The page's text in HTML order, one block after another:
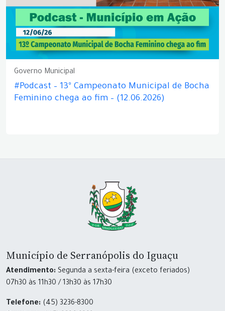
Governo Municipal
#Podcast – 13º Campeonato Municipal de Bocha
Feminino chega ao fim – (12.06.2026)
Município de Serranópolis do Iguaçu
Atendimento: Segunda a sexta-feira (exceto feriados)
07h30 às 11h30 / 13h30 às 17h30
Telefone: (45) 3236-8300